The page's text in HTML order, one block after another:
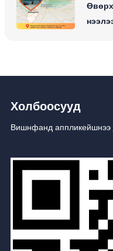
Холбоосууд
Вишнфанд аппликейшнээ